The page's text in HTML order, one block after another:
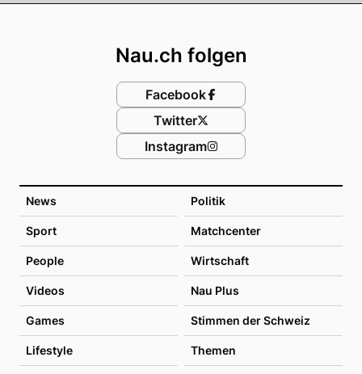
News Politik
Sport Matchcenter
People Wirtschaft
Videos Nau Plus
Games Stimmen der Schweiz
Lifestyle Themen
Nau.ch folgen
Facebook
Twitter
Instagram